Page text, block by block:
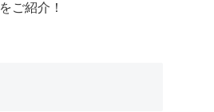
をご紹介！